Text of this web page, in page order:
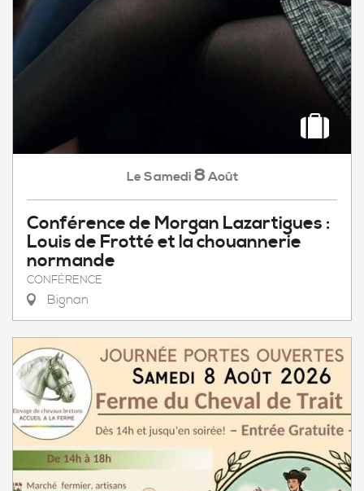
Le Samedi 8 Août
Conférence de Morgan Lazartigues :
Louis de Frotté et la chouannerie
normande
CONFÉRENCE
Bignan